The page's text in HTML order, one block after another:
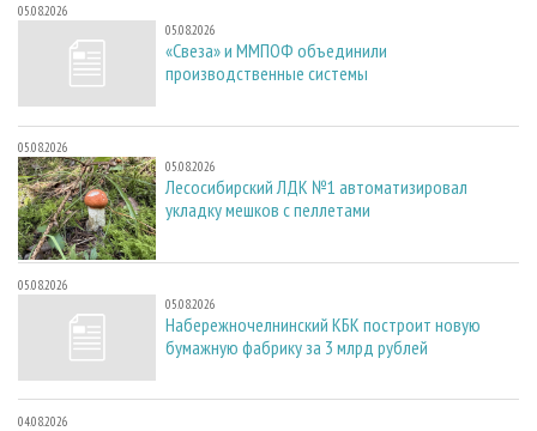
05.08.2026
05.08.2026
«Свеза» и ММПОФ объединили
производственные системы
05.08.2026
05.08.2026
Лесосибирский ЛДК №1 автоматизировал
укладку мешков с пеллетами
05.08.2026
05.08.2026
Набережночелнинский КБК построит новую
бумажную фабрику за 3 млрд рублей
04.08.2026